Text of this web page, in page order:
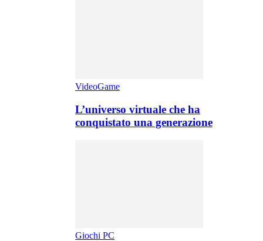
VideoGame
L’universo virtuale che ha
conquistato una generazione
Giochi PC